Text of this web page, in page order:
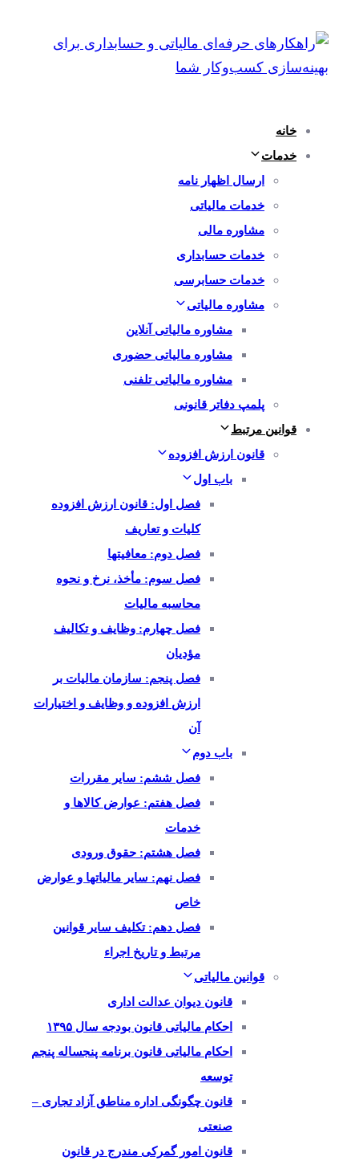
ناوبری
خانه
خدمات
ارسال اظهار نامه
خدمات مالیاتی
مشاوره مالی
خدمات حسابداری
خدمات حسابرسی
مشاوره مالیاتی
مشاوره مالیاتی آنلاین
مشاوره مالیاتی حضوری
مشاوره مالیاتی تلفنی
پلمپ دفاتر قانونی
قوانین مرتبط
قانون ارزش افزوده
باب اول
فصل اول: قانون ارزش افزوده
کلیات و تعاریف
فصل دوم: معافیتها
فصل سوم: مأخذ، نرخ و نحوه
محاسبه مالیات
فصل چهارم: وظایف و تکالیف
مؤدیان
فصل پنجم: سازمان مالیات بر
ارزش افزوده و وظایف و اختیارات
آن
باب دوم
فصل ششم: سایر مقررات
فصل هفتم: عوارض کالاها و
خدمات
فصل هشتم: حقوق ورودی
فصل نهم: سایر مالیاتها و عوارض
خاص
فصل دهم: تکلیف سایر قوانین
مرتبط و تاریخ اجراء
قوانین مالیاتی
قانون دیوان عدالت اداری
احکام مالیاتی قانون بودجه سال ۱۳۹۵
احکام مالیاتی قانون برنامه پنجساله پنجم
توسعه
قانون چگونگی اداره مناطق آزاد تجاری –
صنعتی
قانون امور گمرکی مندرج در قانون